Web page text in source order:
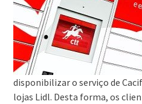
disponibilizar o serviço de
lojas Lidl. Desta forma, os